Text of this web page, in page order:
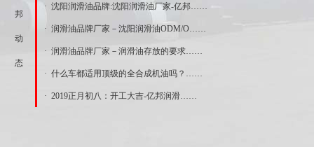
邦
动
态
· 沈阳润滑油品牌:沈阳润滑油厂家-亿邦……
· 润滑油品牌厂家－沈阳润滑油ODM/O……
· 润滑油品牌厂家－润滑油存放的要求……
· 什么车都适用顶级的全合成机油吗？……
· 2019正月初八：开工大吉-亿邦润滑……